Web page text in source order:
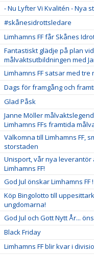
- Nu Lyfter Vi Kvalitén - Nya
#skånesidrottsledare
Limhamns FF får Skånes
Fantastiskt glädje på plan
målvaktsutbildningen med
Limhamns FF satsar med
Dags för framgång och
Glad Påsk
Janne Möller
Limhamns FFs framtida
Välkomna till Limhamns FF,
storstaden
Unisport, vår nya
Limhamns FF!
God Jul önskar Limhamns FF !
Köp Bingolotto till
ungdomarna!
God Jul och Gott Nytt År...
Black Friday
Limhamns FF blir kvar i